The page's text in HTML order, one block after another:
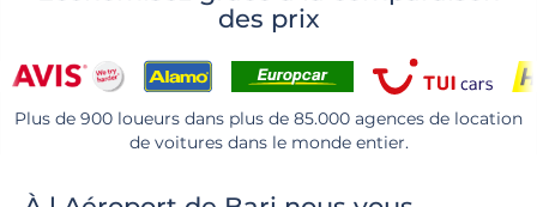
des prix
Plus de 900 loueurs dans plus de 85.000 agences de location
de voitures dans le monde entier.